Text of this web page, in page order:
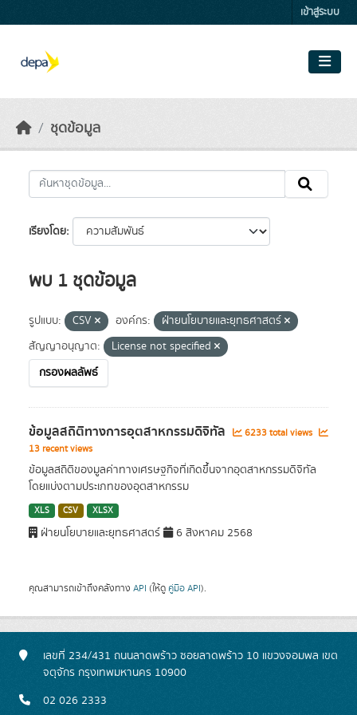
เข้าสู่ระบบ
ชุดข้อมูล
เรียงโดย
พบ 1 ชุดข้อมูล
รูปแบบ: CSV องค์กร:
ฝ่ายนโยบายและยุทธศาสตร์
สัญญาอนุญาต:
License not specified
กรองผลลัพธ์
ข้อมูลสถิติทางการอุตสาหกรรมดิจิทัล
6233 total views
13 recent views
ข้อมูลสถิติของมูลค่าทางเศรษฐกิจที่เกิดขึ้นจากอุตสาหกรรมดิจิทัล
โดยแบ่งตามประเภทของอุตสาหกรรม
XLS CSV XLSX
ฝ่ายนโยบายและยุทธศาสตร์ 6 สิงหาคม 2568
คุณสามารถเข้าถึงคลังทาง API (ให้ดู คู่มือ API).
เลขที่ 234/431 ถนนลาดพร้าว ซอยลาดพร้าว 10 แขวงจอมพล เขต
จตุจักร กรุงเทพมหานคร 10900
02 026 2333